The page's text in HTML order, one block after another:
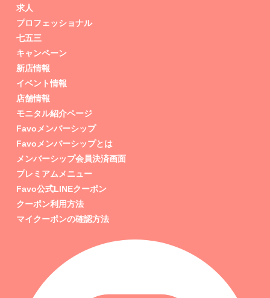
求人
プロフェッショナル
七五三
キャンペーン
新店情報
イベント情報
店舗情報
モニタル紹介ページ
Favoメンバーシップ
Favoメンバーシップとは
メンバーシップ会員決済画面
プレミアムメニュー
Favo公式LINEクーポン
クーポン利用方法
マイクーポンの確認方法